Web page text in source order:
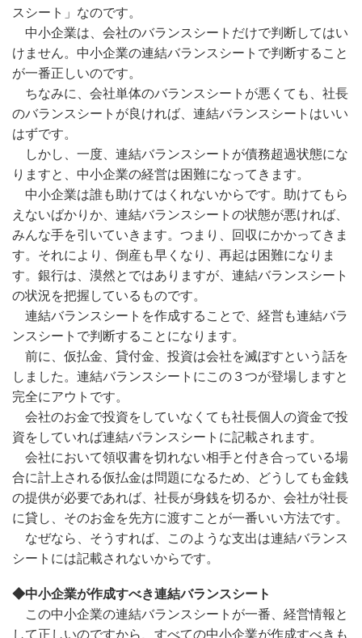
スシート」なのです。
中小企業は、会社のバランスシートだけで判断してはい
けません。中小企業の連結バランスシートで判断すること
が一番正しいのです。
ちなみに、会社単体のバランスシートが悪くても、社長
のバランスシートが良ければ、連結バランスシートはいい
はずです。
しかし、一度、連結バランスシートが債務超過状態にな
りますと、中小企業の経営は困難になってきます。
中小企業は誰も助けてはくれないからです。助けてもら
えないばかりか、連結バランスシートの状態が悪ければ、
みんな手を引いていきます。つまり、回収にかかってきま
す。それにより、倒産も早くなり、再起は困難になりま
す。銀行は、漠然とではありますが、連結バランスシート
の状況を把握しているものです。
連結バランスシートを作成することで、経営も連結バラ
ンスシートで判断することになります。
前に、仮払金、貸付金、投資は会社を滅ぼすという話を
しました。連結バランスシートにこの３つが登場しますと
完全にアウトです。
会社のお金で投資をしていなくても社長個人の資金で投
資をしていれば連結バランスシートに記載されます。
会社において領収書を切れない相手と付き合っている場
合に計上される仮払金は問題になるため、どうしても金銭
の提供が必要であれば、社長が身銭を切るか、会社が社長
に貸し、そのお金を先方に渡すことが一番いい方法です。
なぜなら、そうすれば、このような支出は連結バランス
シートには記載されないからです。
◆中小企業が作成すべき連結バランスシート
この中小企業の連結バランスシートが一番、経営情報と
して正しいのですから、すべての中小企業が作成すべきも